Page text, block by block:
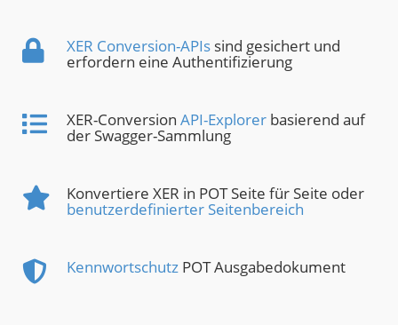
XER Conversion-APIs sind gesichert und
erfordern eine Authentifizierung
XER-Conversion API-Explorer basierend auf
der Swagger-Sammlung
Konvertiere XER in POT Seite für Seite oder
benutzerdefinierter Seitenbereich
Kennwortschutz POT Ausgabedokument